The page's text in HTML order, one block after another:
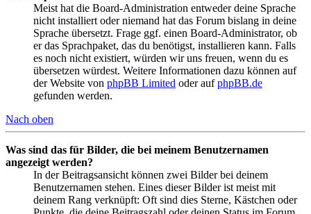
Meist hat die Board-Administration entweder deine Sprache
nicht installiert oder niemand hat das Forum bislang in deine
Sprache übersetzt. Frage ggf. einen Board-Administrator, ob
er das Sprachpaket, das du benötigst, installieren kann. Falls
es noch nicht existiert, würden wir uns freuen, wenn du es
übersetzen würdest. Weitere Informationen dazu können auf
der Website von phpBB Limited oder aufphpBB.de
gefunden werden.
Nach oben
Was sind das für Bilder, die bei meinem Benutzernamen
angezeigt werden?
In der Beitragsansicht können zwei Bilder bei deinem
Benutzernamen stehen. Eines dieser Bilder ist meist mit
deinem Rang verknüpft: Oft sind dies Sterne, Kästchen oder